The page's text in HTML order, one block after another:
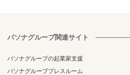
パソナグループ関連サイト
パソナグループの起業家支援
パソナグループプレスルーム